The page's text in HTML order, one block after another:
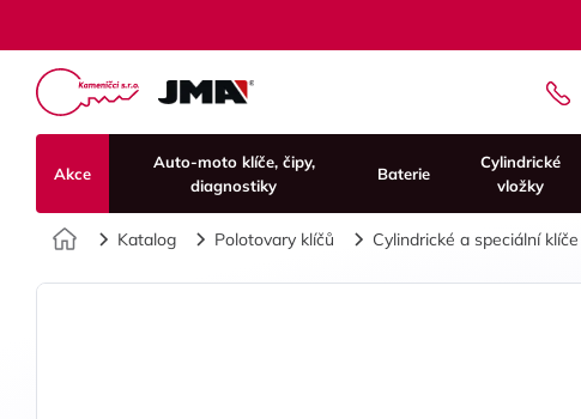
Akce
Auto-moto klíče, čipy,
diagnostiky
Baterie
Cylindrické
vložky
Úvod
Katalog Polotovary klíčů Cylindrické a speciální klíče